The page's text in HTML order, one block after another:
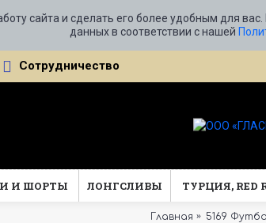
сайта и сделать его более удобным для
данных в соответствии с нашей
Сотрудничество
И ШОРТЫ ЛОНГСЛИВЫ ТУРЦИЯ, RED
Главная 5169